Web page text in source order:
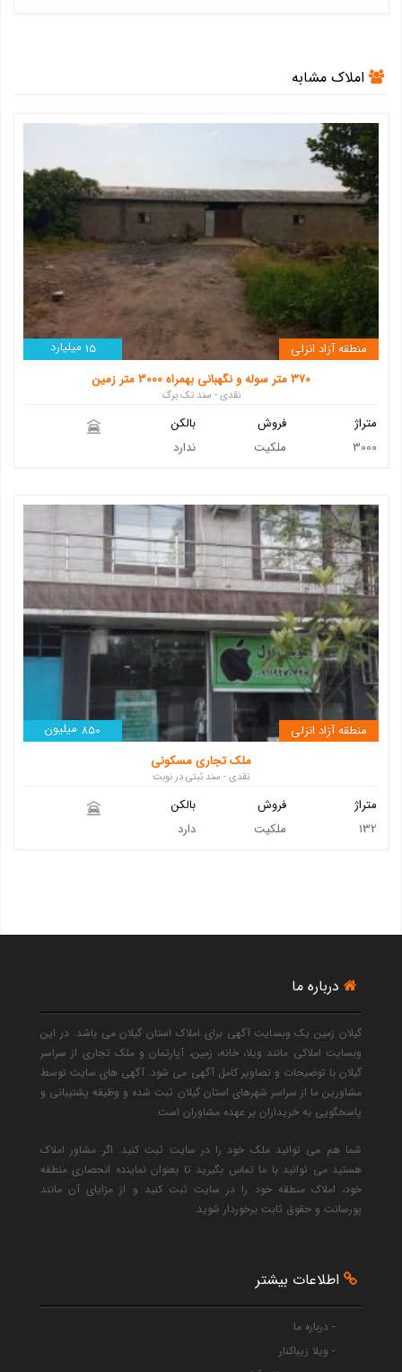
املاک مشابه
15 میلیارد
منطقه آزاد انزلی
370 متر سوله و نگهبانی بهمراه 3000 متر زمین
نقدی - سند تک برگ
بالکن
ندارد
فروش
ملکیت
متراژ
3000
850 میلیون
منطقه آزاد انزلی
ملک تجاری مسکونی
نقدی - سند ثبتی در نوبت
بالکن
دارد
فروش
ملکیت
متراژ
132
درباره ما
گیلان زمین یک وبسایت آگهی برای املاک استان گیلان می باشد. در این
وبسایت املاکی مانند ویلا، خانه، زمین، آپارتمان و ملک تجاری از سراسر
گیلان با توضیحات و تصاویر کامل آگهی می شود. آگهی های سایت توسط
مشاورین ما از سراسر شهرهای استان گیلان ثبت شده و وظیفه پشتیبانی و
پاسخگویی به خریداران بر عهده مشاوران است.
شما هم می توانید ملک خود را در سایت ثبت کنید. اگر مشاور املاک
هستید می توانید با ما تماس بگیرید تا بعنوان نماینده انحصاری منطقه
خود، املاک منطقه خود را در سایت ثبت کنید و از مزایای آن مانند
پورسانت و حقوق ثابت برخوردار شوید.
اطلاعات بیشتر
- درباره ما
- ویلا زیباکنار